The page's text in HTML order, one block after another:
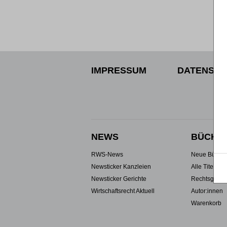
IMPRESSUM
NEWS
RWS-News
Newsticker Kanzleien
Newsticker Gerichte
Wirtschaftsrecht Aktuell
Neue Bücher
Alle Titel
Rechtsgebiete
Autor:innen
Warenkorb